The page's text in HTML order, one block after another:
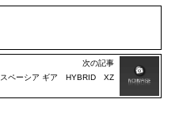
次の記事
スペーシア ギア HYBRID XZ